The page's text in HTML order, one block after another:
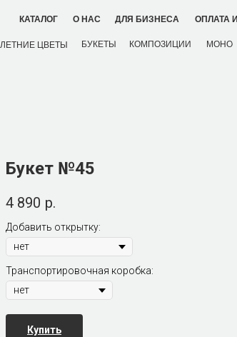
О НАС
КАТАЛОГ ДЛЯ БИЗНЕСА ОПЛАТА
БУКЕТЫ МОНО
ЛЕТНИЕ ЦВЕТЫ КОМПОЗИЦИИ
Букет №45
4 890 р.
Добавить открытку:
Транспортировочная коробка:
Купить